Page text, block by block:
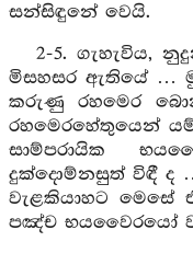
සන්සිඳුනේ වෙයි.
2-5. ගැහැවිය,
මිසහසර ඇතියේ …
කරුණු රහමෙර
රහමෙරහේතුයෙන්
සාම්පරායික
දුක්දොම්නසුත් විඳී ද
වැළකියාහට
පඤ්ච භයවෛරයෝ